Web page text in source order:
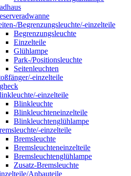
Begrenzungsleuchte/-einzelteile
Begrenzungsleuchte
Einzelteile
Glühlampe
Park-/Positionsleuchte
Seitenleuchten
einzelteile
einzelteile
Blinkleuchte
Blinkleuchteneinzelteile
Blinkleuchtenglühlampe
einzelteile
Bremsleuchte
Bremsleuchteneinzelteile
Bremsleuchtenglühlampe
Zusatz-Bremsleuchte
Anbauteile